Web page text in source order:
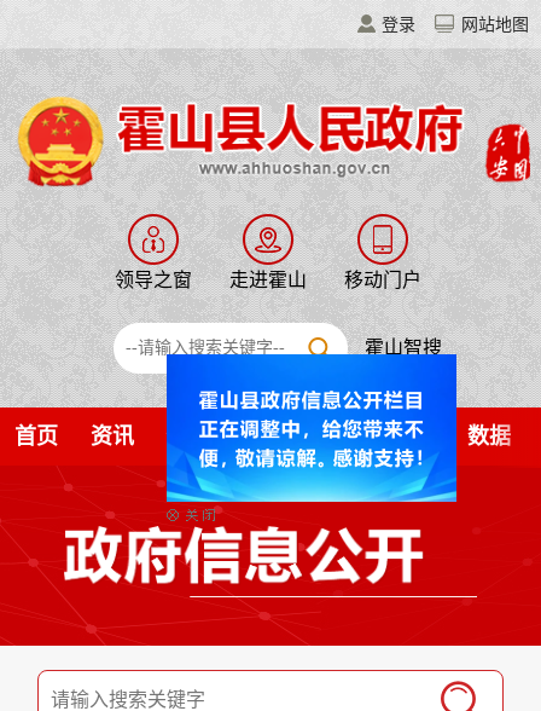
登录 网站地图
领导之窗 走进霍山 移动门户
霍山智搜
首页 资讯 公开 解读 服务 互动 数据